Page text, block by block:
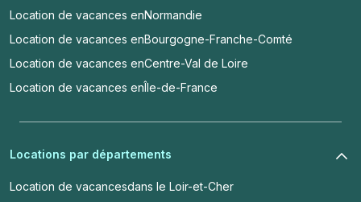
Location de vacances enNormandie
Location de vacances enBourgogne-Franche-Comté
Location de vacances enCentre-Val de Loire
Location de vacances enÎle-de-France
Locations par départements
Location de vacancesdans le Loir-et-Cher